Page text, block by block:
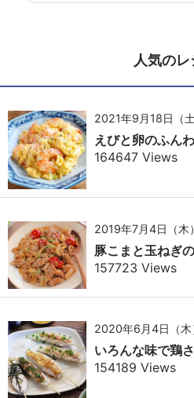
人気の
2021年9月18日（土
えびと卵のふん
164647 Views
2019年7月4日（木）
豚こまと玉ねぎ
157723 Views
2020年6月4日（木
いろんな味で鶏
154189 Views